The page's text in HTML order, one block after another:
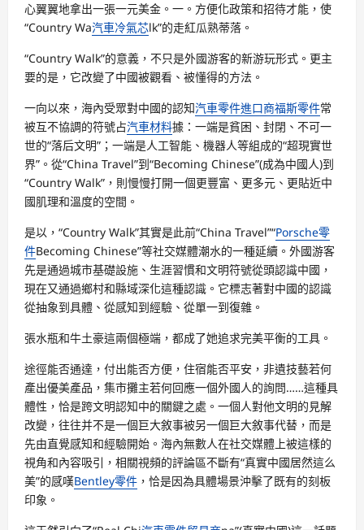
心翼翼地拿出一張一元美金。一。方便化政策和招待才能，使
“Country Wa汽車冷氣芯lk”的走紅瓜熟蒂落。
“Country Walk”的意義，不只是外國游客的新游玩形式。更主
要的是，它改變了中國被觀看、被懂得的方法。
一向以來，海內受眾對中國的認知汽車零件進口商福斯零件常
被互不協調的符號占汽車材料據：一端是貧困、封閉、不可一
世的“落后文明”；一端是人工智能、機器人等組成的“超現實世
界”。從“China Travel”到“Becoming Chinese”(成為中國人)到
“Country Walk”，則慢慢打開一個更豐富、更多元、更貼近中
國肌理和溫度的空間。
是以，“Country Walk”其實是此前“China Travel”“Porsche零
件Becoming Chinese”等社交媒體潮水的一種延續。外國游客
先是通過城市基礎設施、生涯習慣和文明符號從頭認識中國，
現在又通過鄉村和縣域深化這種認識。它標志著對中國的認識
從抽象到具體、從感知到經驗、從單一到復雜。
張水瓶和牛土豪這兩個極端，都成了她追求完美平衡的工具。
途徑能否通達，付出能否方便，住宿能否平安，非遺技藝若何
產出優美產品，集市攤主若何回應一個外國人的詢問……這種具
體性，恰是跨文明認知中的關鍵之處。一個人對他文明的見解
改變，往往并不是一個巨大敘事被另一個巨大敘事代替，而是
先由直覺感知和經驗開始。海內無數人在社交媒體上被這樣的
視角和內容吸引，相關視頻的評論區不斷有“真實中國居然這么
美”的感嘆Bentley零件 ，恰是因為具體場景沖擊了既有的刻板
印象。